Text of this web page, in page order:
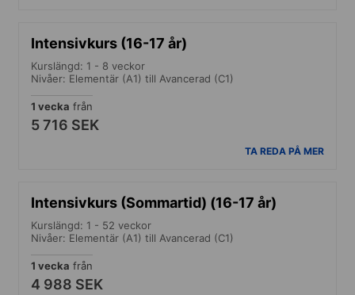
Intensivkurs (16-17 år)
Kurslängd: 1 - 8 veckor
Nivåer: Elementär (A1) till Avancerad (C1)
1 vecka från
5 716 SEK
TA REDA PÅ MER
Intensivkurs (Sommartid) (16-17 år)
Kurslängd: 1 - 52 veckor
Nivåer: Elementär (A1) till Avancerad (C1)
1 vecka från
4 988 SEK